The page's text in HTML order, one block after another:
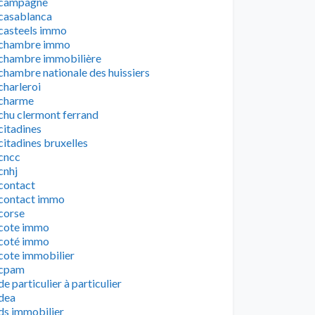
immo
immo
immobilière
nationale des huissiers
clermont ferrand
bruxelles
immo
immo
immo
immobilier
particulier à particulier
immobilier